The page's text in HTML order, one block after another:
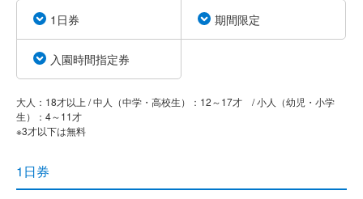
1日券 期間限定
入園時間指定券
大人：18才以上 / 中人（中学・高校生）：12～17才 / 小人（幼児・小学
生）：4～11才
※3才以下は無料
1日券